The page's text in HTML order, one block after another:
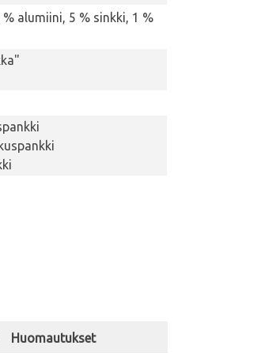
alumiini, 5 % sinkki, 1 %
Huomautukset